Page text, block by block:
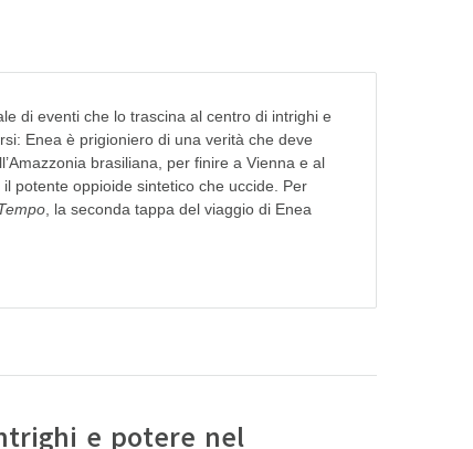
di eventi che lo trascina al centro di intrighi e
Enea è prigioniero di una verità che deve
brasiliana, per finire a Vienna e al
potente oppioide sintetico che uccide. Per
, la seconda tappa del viaggio di Enea
e potere nel